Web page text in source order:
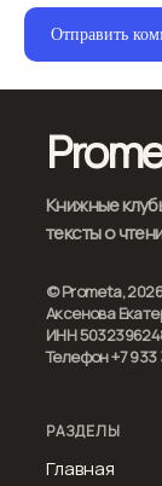
Книжные
тексты о
© Prometa, 2026
Аксенова
ИНН
Телефон +7 933
РАЗДЕЛЫ
Главная